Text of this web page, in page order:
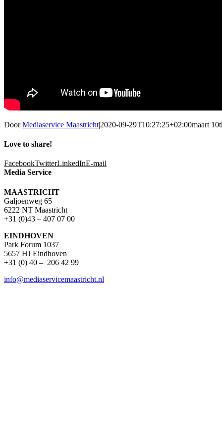
DoorMediaservice Maastricht|2020-09-29T10:27:25+02:00maart
Love to share!
FacebookTwitterLinkedInE-mail
Media Service
MAASTRICHT
Galjoenweg 65
6222 NT Maastricht
+31 (0)43 – 407 07 00
EINDHOVEN
Park Forum 1037
5657 HJ Eindhoven
+31 (0) 40 – 206 42 99
info@mediaservicemaastricht.nl